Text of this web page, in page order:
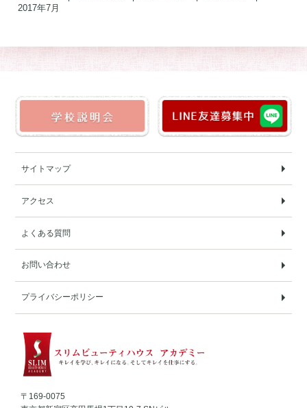
2017年7月
サイトマップ
アクセス
よくある質問
お問い合わせ
プライバシーポリシー
〒169-0075